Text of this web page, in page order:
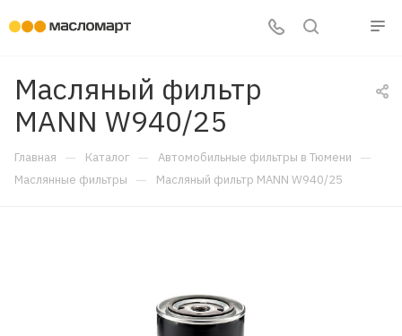
Масляный фильтр
MANN W940/25
Главная — Каталог — Автомобильные фильтры в Тюмени —
Маслянные фильтры — Масляный фильтр MANN W940/25